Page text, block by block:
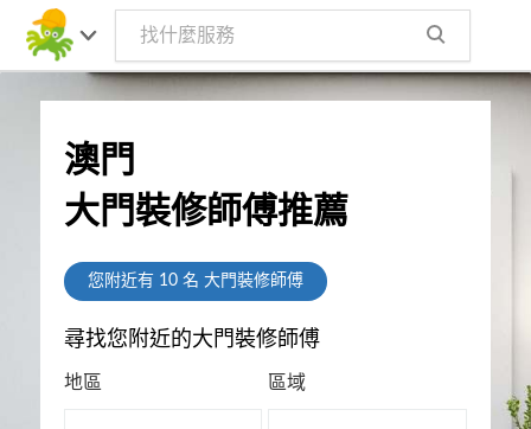
澳門
大門裝修師傅推薦
您附近有 10名 大門裝修師傅
尋找您附近的大門裝修師傅
地區 區域